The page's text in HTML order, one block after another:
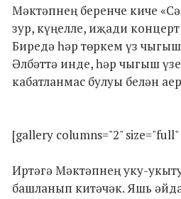
Мәктәпнең беренче киче
зур, күңелле, иҗади
Биредә һәр төркем үз
Әлбәттә инде, һәр чыгыш
кабатланмас булуы белән
[gallery columns="2" size="full"
Иртәгә Мәктәпнең уку-
башланып китәчәк. Яшь